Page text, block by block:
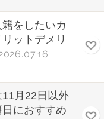
をしたいカ
ットデメリ
月22日以外
におすすめ